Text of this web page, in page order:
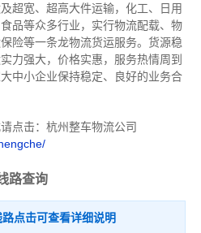
超宽、超高大件运输，化工、日用
品等众多行业，实行物流配载、物
险等一条龙物流货运服务。货源稳
力强大，价格实惠，服务热情周到
中小企业保持稳定、良好的业务合
点击：杭州整车物流公司
路查询
点击可查看详细说明